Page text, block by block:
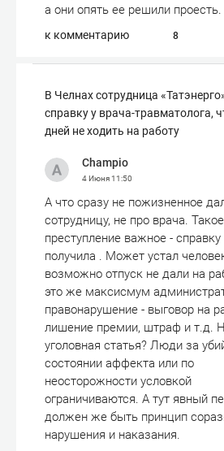
а они опять ее решили проесть.
к комментарию 8
В Челнах сотрудница
справку у врача-травматолога,
дней не ходить на работу
Champio
4 Июня11:50
А что сразу не пожизненное
сотрудницу, не про врача.
преступление важное - справку
получила . Может устал
возможно отпуск не дали на
это же максисмум
правонарушение - выговор на
лишение премии, штраф и т.д.
уголовная статья? Люди за
состоянии аффекта или по
неосторожности условкой
ограничиваются. А тут явный
должен же быть принцип
нарушения и наказания.